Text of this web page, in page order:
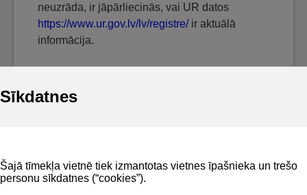
Sīkdatnes
Šajā tīmekļa vietnē tiek izmantotas vietnes īpašnieka un trešo
personu sīkdatnes (“cookies”).
neuzrāda, ir jāpārliecinās, vai UR datos
https://www.ur.gov.lv/lv/registre/ir aktuālā
informācija.
Privātuma politika